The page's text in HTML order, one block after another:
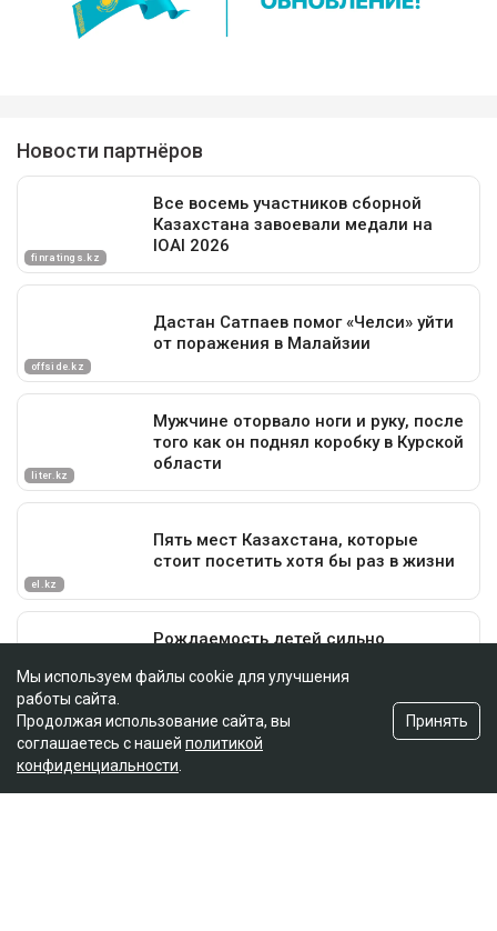
Мы используем файлы cookie для улучшения
работы сайта.
Продолжая использование сайта, вы
соглашаетесь с нашей политикой
конфиденциальности
Принять